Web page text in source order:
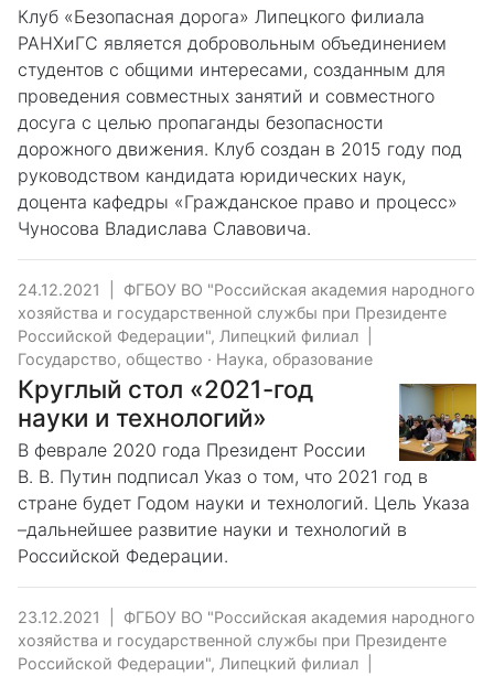
Клуб «Безопасная дорога» Липецкого филиала
РАНХиГС является добровольным объединением
студентов с общими интересами, созданным для
проведения совместных занятий и совместного
досуга с целью пропаганды безопасности
дорожного движения. Клуб создан в 2015 году под
руководством кандидата юридических наук,
доцента кафедры «Гражданское право и процесс»
Чуносова Владислава Славовича.
24.12.2021
ФГБОУ ВО "Российская академия народного
хозяйства и государственной службы при Президенте
Российской Федерации", Липецкий филиал
Государство, общество · Наука, образование
Круглый стол «2021-год
науки и технологий»
В феврале 2020 года Президент России
В. В. Путин подписал Указ о том, что 2021 год в
стране будет Годом науки и технологий. Цель Указа
–дальнейшее развитие науки и технологий в
Российской Федерации.
23.12.2021
ФГБОУ ВО "Российская академия народного
хозяйства и государственной службы при Президенте
Российской Федерации", Липецкий филиал